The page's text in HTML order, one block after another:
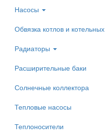
Насосы
Обвязка котлов и котельных
Радиаторы
Расширительные баки
Солнечные коллектора
Тепловые насосы
Теплоносители